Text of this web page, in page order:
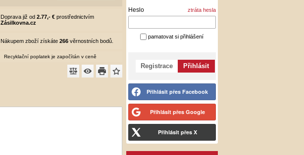
Heslo ztráta hesla
pamatovat si přihlášení
Registrace Přihlásit
Přihlásit přes Facebook
Přihlásit přes Google
Přihlásit přes X
Doprava již od2.77,- € prostřednictvím
Zásilkovna.cz
Nákupem zboží získáte266 věrnostních bodů.
Recyklační poplatek je započítán v ceně